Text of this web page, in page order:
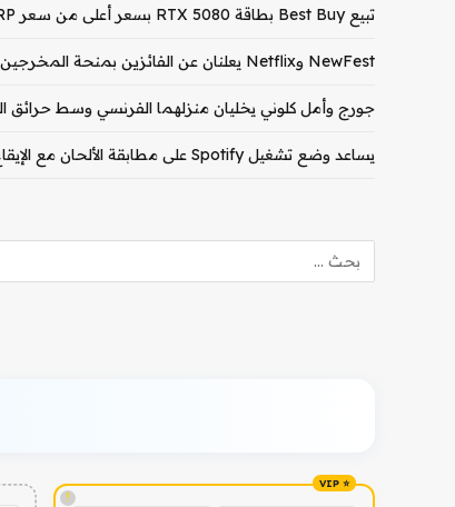
تبيع Best Buy بطاقة RTX 5080 بسعر أعلى من سعر MSRP الخاص بـ RTX 5090
NewFest وNetflix يعلنان عن الفائزين بمنحة المخرجين الجدد لعام 2026
جورج وأمل كلوني يخليان منزلهما الفرنسي وسط حرائق
يساعد وضع تشغيل Spotify على مطابقة الألحان مع الإيقاع
!